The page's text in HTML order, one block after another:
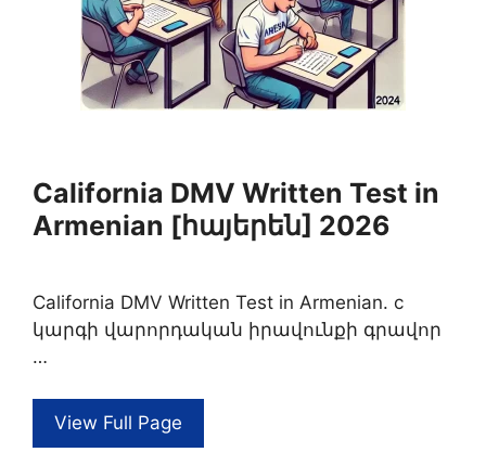
California DMV Written Test in
Armenian [հայերեն] 2026
California DMV Written Test in Armenian. c
կարգի վարորդական իրավունքի գրավոր
…
View Full Page